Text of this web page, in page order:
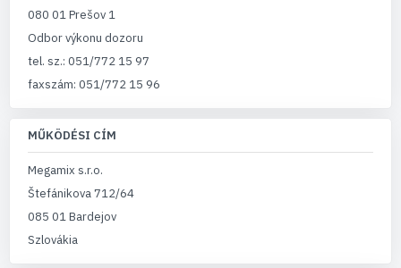
080 01 Prešov 1
Odbor výkonu dozoru
tel. sz.: 051/772 15 97
faxszám: 051/772 15 96
MŰKÖDÉSI CÍM
Megamix s.r.o.
Štefánikova 712/64
085 01 Bardejov
Szlovákia